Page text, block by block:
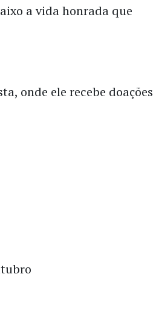
a vida honrada que
onde ele recebe doações